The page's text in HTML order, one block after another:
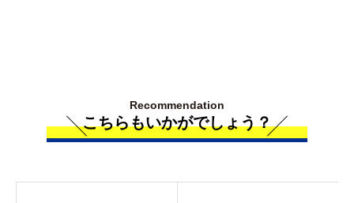
Recommendation
こちらもいかがでしょう？